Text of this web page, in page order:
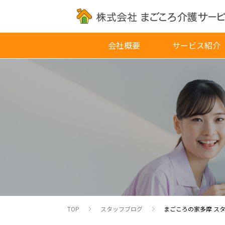
会社概要 サービス紹介
TOP スタッフブログ まごころの家多摩 ス